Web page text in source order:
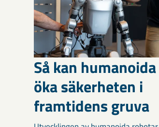
Så kan
öka säkerheten i
framtidens gruva